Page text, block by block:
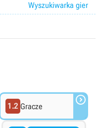
Wyszukiwarka gier
1.2 Gracze 